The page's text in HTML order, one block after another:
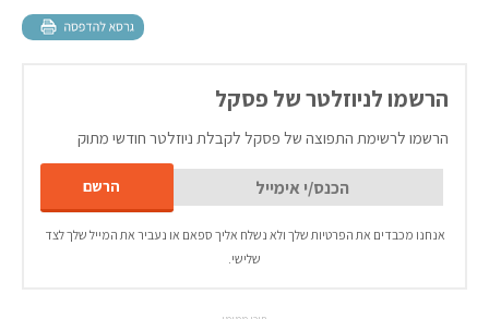
הרשמו לניוזלטר של פסקל
הרשמו לרשימת התפוצה של פסקל לקבלת ניוזלטר חודשי מתוק
אנחנו מכבדים את הפרטיות שלך ולא נשלח אליך ספאם או נעביר את המייל שלך לצד
שלישי.